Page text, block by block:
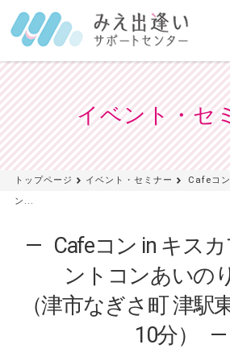
イベント・セ
トップページ イベント・セミナー
Cafeコ
ン...
Cafeコン in キス
ントコンあいの
（津市なぎさ町 津駅
10分）